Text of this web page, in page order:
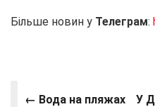
Більше новин у Телеграм:
← Вода на пляжах
У